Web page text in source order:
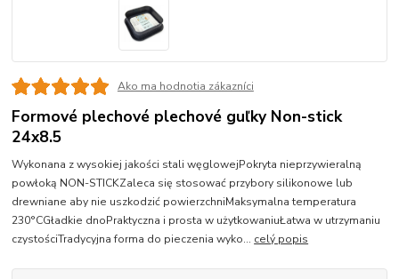
Ako ma hodnotia zákazníci
Formové plechové plechové guľky Non-stick
24x8.5
Wykonana z wysokiej jakości stali węglowejPokryta nieprzywieralną
powłoką NON-STICKZaleca się stosować przybory silikonowe lub
drewniane aby nie uszkodzić powierzchniMaksymalna temperatura
230°CGładkie dnoPraktyczna i prosta w użytkowaniuŁatwa w utrzymaniu
czystościTradycyjna forma do pieczenia wyko... celý popis